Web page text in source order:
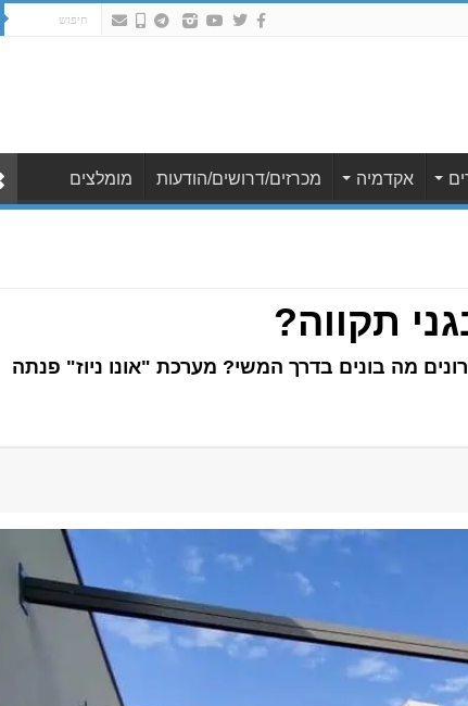
אקדמיה מכרזים/דרושים/הודעות מומלצים
תקווה?
מה בונים בדרך המשי? מערכת "אונו ניוז" פנתה